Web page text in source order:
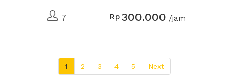
7 Rp 300.000 /jam
1 2 3 4 5 Next